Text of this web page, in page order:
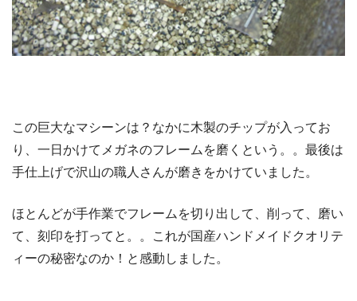
この巨大なマシーンは？なかに木製のチップが入ってお
り、一日かけてメガネのフレームを磨くという。。最後は
手仕上げで沢山の職人さんが磨きをかけていました。
ほとんどが手作業でフレームを切り出して、削って、磨い
て、刻印を打ってと。。これが国産ハンドメイドクオリテ
ィーの秘密なのか！と感動しました。